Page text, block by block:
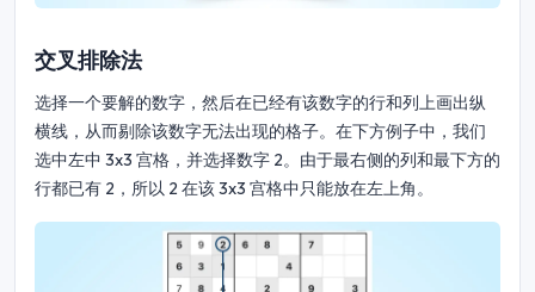
交叉排除法
选择一个要解的数字，然后在已经有该数字的行和列上画出纵
横线，从而剔除该数字无法出现的格子。在下方例子中，我们
选中左中 3x3 宫格，并选择数字 2。由于最右侧的列和最下方的
行都已有 2，所以 2 在该 3x3 宫格中只能放在左上角。